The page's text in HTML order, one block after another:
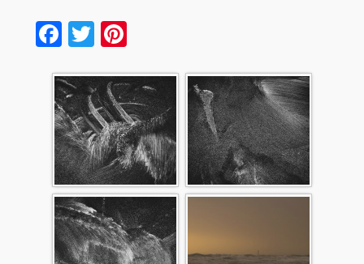
Facebook
Twitter